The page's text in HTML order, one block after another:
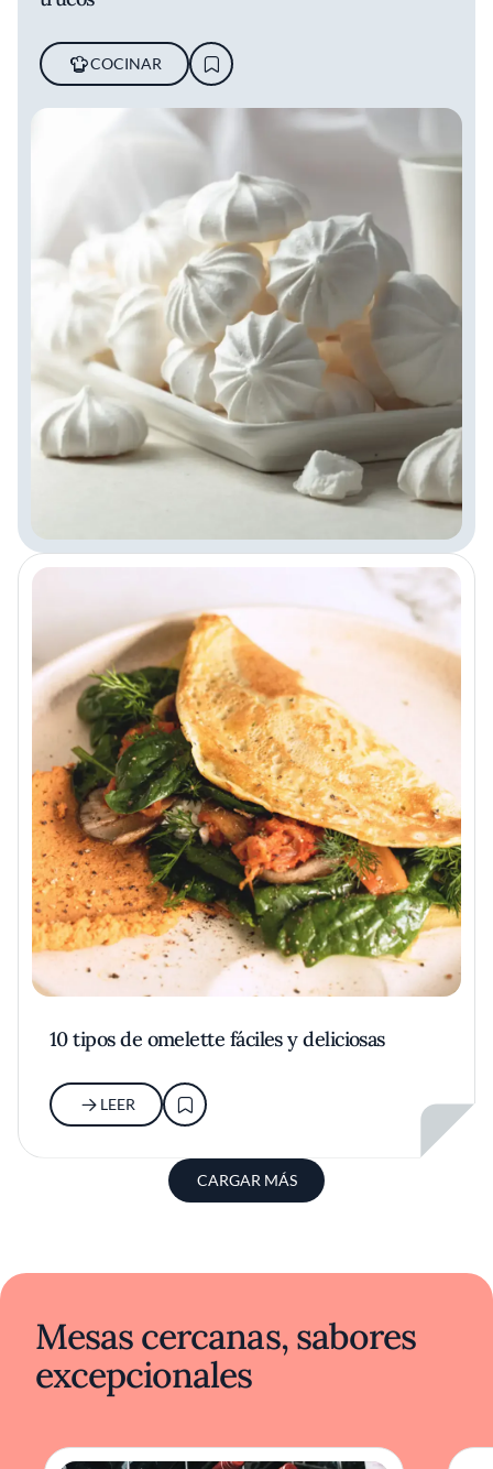
COCINAR
10 tipos de omelette fáciles y deliciosas
LEER
CARGAR MÁS
Mesas cercanas, sabores
excepcionales